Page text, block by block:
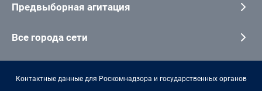
Предвыборная агитация
Все города сети
Контактные данные для Роскомнадзора и государственных органов